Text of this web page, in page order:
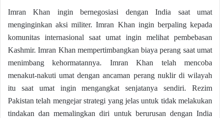
Imran Khan ingin bernegosiasi dengan India saat umat
menginginkan aksi militer. Imran Khan ingin berpaling kepada
komunitas internasional saat umat ingin melihat pembebasan
Kashmir. Imran Khan mempertimbangkan biaya perang saat umat
menimbang kehormatannya. Imran Khan telah mencoba
menakut-nakuti umat dengan ancaman perang nuklir di wilayah
itu saat umat ingin mengangkat senjatanya sendiri. Rezim
Pakistan telah mengejar strategi yang jelas untuk tidak melakukan
tindakan dan memalingkan diri untuk berurusan dengan India